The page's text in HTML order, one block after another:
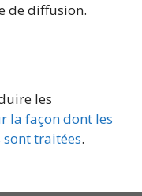
de diffusion.
les
la façon dont les
sont traitées.